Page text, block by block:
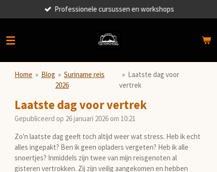
direct
de
Professionele cursussen en workshops
Home » Blog » Suriname reis
2026
» Laatste dag voor
vertrek
Laatste dag voor vertrek
Gepubliceerd op 26 januari 2026 om 10:21
Zo'n laatste dag geeft toch altijd weer wat stress. Heb ik echt
alles ingepakt? Ben ik geen opladers vergeten? Heb ik alle
snoertjes? Inmiddels zijn twee van mijn reisgenoten al
gisteren vertrokken. Zij zijn veilig aangekomen en hebben